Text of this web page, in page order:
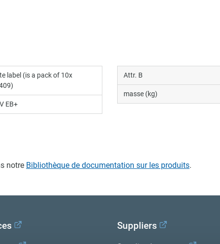
label (is a pack of 10x
EB+
Attr. B
masse (kg)
notre Bibliothèque de documentation sur les produits.
Suppliers